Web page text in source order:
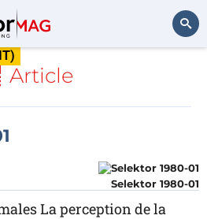
Article
Selektor 1980-01
La perception de la